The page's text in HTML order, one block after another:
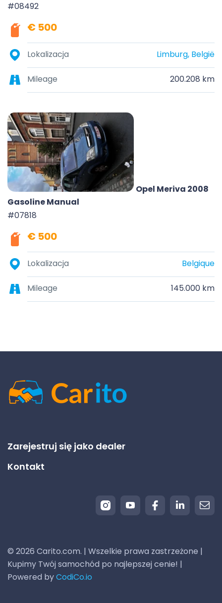
#08492
€ 500
Lokalizacja Limburg, België
Mileage 200.208 km
Opel Meriva 2008
Gasoline Manual
#07818
€ 500
Lokalizacja Belgique
Mileage 145.000 km
Zarejestruj się jako dealer
Kontakt
© 2026 Carito.com. | Wszelkie prawa zastrzeżone |
Kupimy Twój samochód po najlepszej cenie! |
Powered byCodiCo.io